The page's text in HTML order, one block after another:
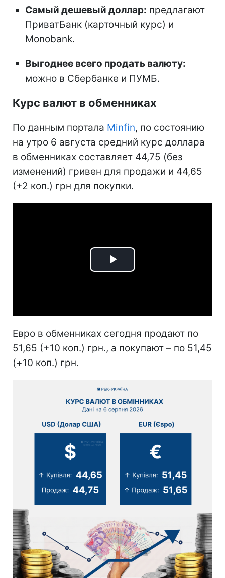
Самый дешевый доллар: предлагают
ПриватБанк (карточный курс) и
Monobank.
Выгоднее всего продать валюту:
можно в Сбербанке и ПУМБ.
Курс валют в обменниках
По данным портала Minfin, по состоянию
на утро 6 августа средний курс доллара
в обменниках составляет 44,75 (без
изменений) гривен для продажи и 44,65
(+2 коп.) грн для покупки.
Play
Евро в обменниках сегодня продают по
51,65 (+10 коп.) грн., а покупают – по 51,45
(+10 коп.) грн.